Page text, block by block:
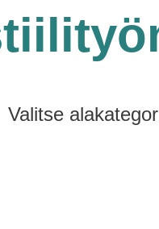
Valitse